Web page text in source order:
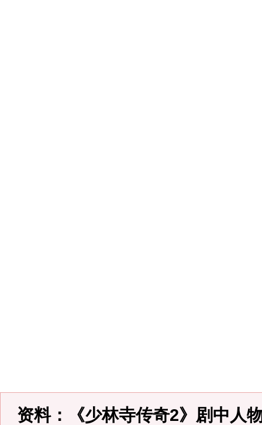
资料：《少林寺传奇2》剧中人